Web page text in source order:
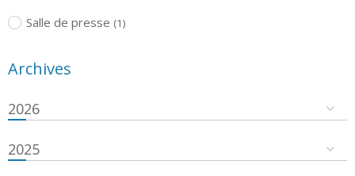
Salle de presse (1)
Archives
2026
2025